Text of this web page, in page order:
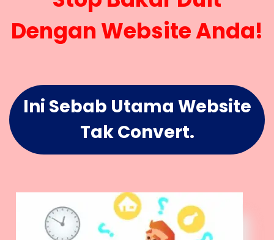
Dengan Website Anda!
Ini Sebab Utama Website
Tak Convert.